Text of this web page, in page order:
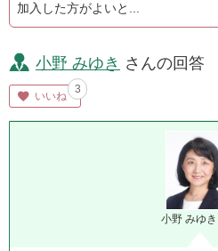
加入した方がよいと...
小野 みゆき さんの回答
いいね
3
小野 みゆき